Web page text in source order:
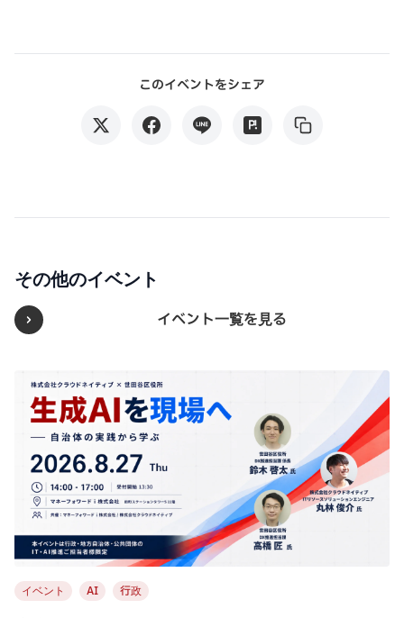
このイベントをシェア
その他のイベント
イベント一覧を見る
イベント AI 行政